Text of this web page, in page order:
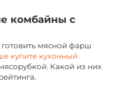
комбайны с
мясной фарш
купите кухонный
Какой из них